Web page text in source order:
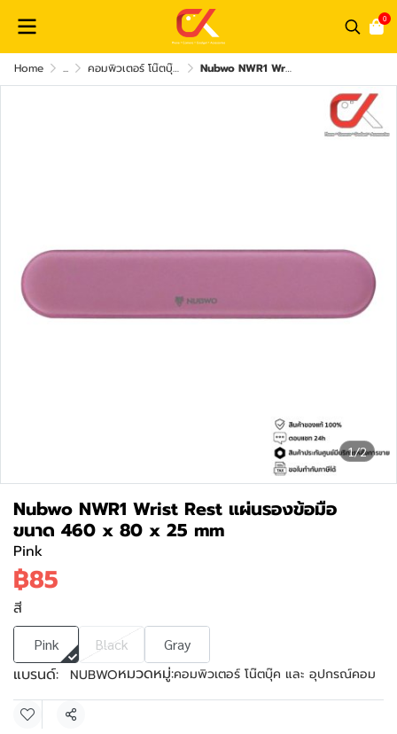
0
Home ... คอมพิวเตอร์ โน๊ตบุ๊ค และ อุปกรณ์คอม Nubwo NWR1 Wrist Rest แผ่นรองข้อมือ ขนาด 460 x 80 x 25 mm
1/2
Nubwo NWR1 Wrist Rest แผ่นรองข้อมือ
ขนาด 460 x 80 x 25 mm
Pink
฿85
สี
Pink Black Gray
แบรนด์: NUBWOหมวดหมู่:คอมพิวเตอร์ โน๊ตบุ๊ค และ อุปกรณ์คอม
แชร์